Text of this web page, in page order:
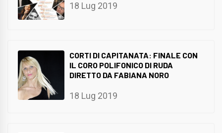
18 Lug 2019
CORTI DI CAPITANATA: FINALE CON
IL CORO POLIFONICO DI RUDA
DIRETTO DA FABIANA NORO
18 Lug 2019